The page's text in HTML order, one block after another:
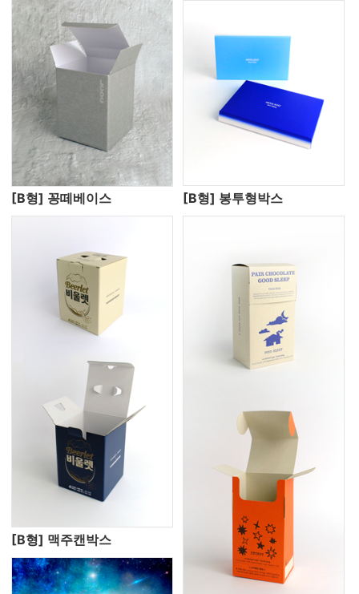
[B형] 꽁떼베이스
[B형] 맥주캔박스
[B형] 봉투형박스